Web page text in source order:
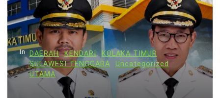
In DAERAH KENDARI
KOLAKA TIMUR
SULAWESI TENGGARA
Uncategorized
UTAMA